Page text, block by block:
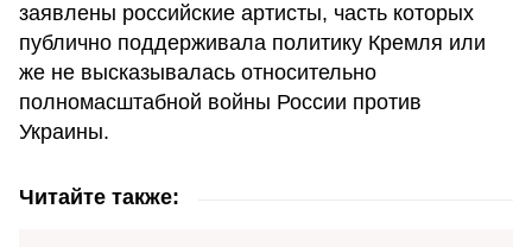
заявлены российские артисты, часть которых
публично поддерживала политику Кремля или
же не высказывалась относительно
полномасштабной войны России против
Украины.
Читайте также: